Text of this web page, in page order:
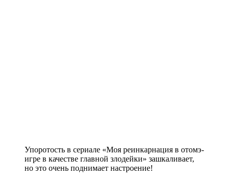
Упоротость в сериале «Моя реинкарнация в отомэ-
игре в качестве главной злодейки» зашкаливает,
но это очень поднимает настроение!